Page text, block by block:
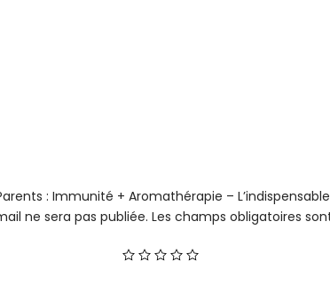
: Immunité + Aromathérapie –
ne sera pas publiée. Les champs obligatoires